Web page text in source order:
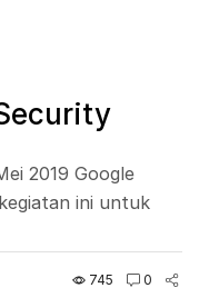
2019 Google
ini untuk
745 0